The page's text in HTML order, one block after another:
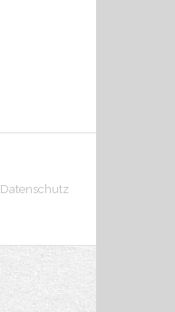
Datenschutz